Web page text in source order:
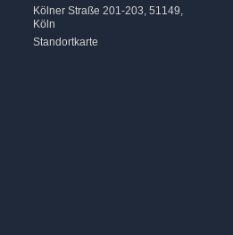
Kölner Straße 201-203, 51149,
Köln
Standortkarte